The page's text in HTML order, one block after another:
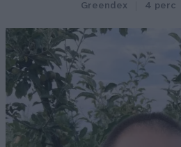
Greendex 4 perc